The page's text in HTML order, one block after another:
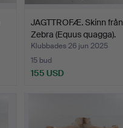
JAGTTROFÆ. Skinn från
Zebra (Equus quagga).
Klubbades 26 jun 2025
15 bud
155 USD